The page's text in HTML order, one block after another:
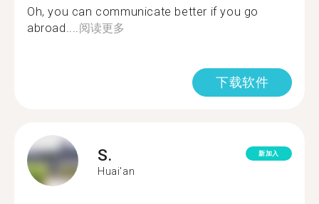
Oh, you can communicate better if you go
abroad.... 阅读更多
下载软件
S.
Huai'an
新加入